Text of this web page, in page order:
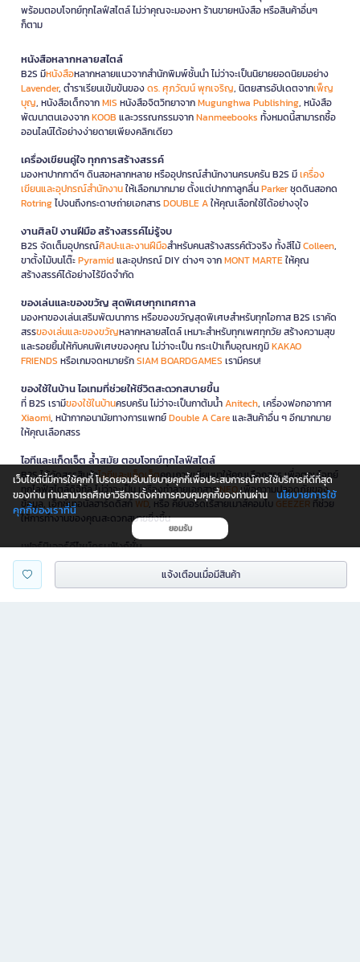
แจ้งเตือนเมื่อมีสินค้า
พร้อมตอบโจทย์ทุกไลฟ์สไตล์ ไม่ว่าคุณจะมองหา ร้านขายหนังสือ หรือสินค้าอื่นๆ
ก็ตาม
หนังสือหลากหลายสไตล์
B2S มีหนังสือหลากหลายแนวจากสำนักพิมพ์ชั้นนำ ไม่ว่าจะเป็นนิยายยอดนิยมอย่าง
Lavender, ตำราเรียนเข้มข้นของดร. ศุภวัฒน์ พุกเจริญ, นิตยสารอัปเดตจากเพ็ญ
บุญ, หนังสือเด็กจากMIS หนังสือจิตวิทยาจากMugunghwa Publishing, หนังสือ
พัฒนาตนเองจากKOOB และวรรณกรรมจากNanmeebooks ทั้งหมดนี้สามารถซื้อ
ออนไลน์ได้อย่างง่ายดายเพียงคลิกเดียว
เครื่องเขียนคู่ใจ ทุกการสร้างสรรค์
มองหาปากกาดีๆ ดินสอหลากหลาย หรืออุปกรณ์สำนักงานครบครัน B2S มีเครื่อง
เขียนและอุปกรณ์สำนักงานให้เลือกมากมาย ตั้งแต่ปากกาลูกลื่นParkerชุดดินสอกด
Rotringไปจนถึงกระดาษถ่ายเอกสารDOUBLE Aให้คุณเลือกใช้ได้อย่างจุใจ
งานศิลป์ งานฝีมือ สร้างสรรค์ไม่รู้จบ
B2S จัดเต็มอุปกรณ์ศิลปะและงานฝีมือสำหรับคนสร้างสรรค์ตัวจริง ทั้งสีไม้Colleen,
ขาตั้งไม้บนโต๊ะPyramidและอุปกรณ์ DIY ต่างๆ จากMONT MARTEให้คุณ
สร้างสรรค์ได้อย่างไร้ขีดจำกัด
ของเล่นและของขวัญ สุดพิเศษทุกเทศกาล
มองหาของเล่นเสริมพัฒนาการ หรือของขวัญสุดพิเศษสำหรับทุกโอกาส B2S เราคัด
สรรของเล่นและของขวัญหลากหลายสไตล์ เหมาะสำหรับทุกเพศทุกวัย สร้างความสุข
และรอยยิ้มให้กับคนพิเศษของคุณ ไม่ว่าจะเป็น กระเป๋าเก็บอุณหภูมิKAKAO
FRIENDS หรือเกมจดหมายรักSIAM BOARDGAMES เรามีครบ!
ของใช้ในบ้าน ไอเทมที่ช่วยให้ชีวิตสะดวกสบายขึ้น
ที่ B2S เรามีของใช้ในบ้านครบครัน ไม่ว่าจะเป็นกาต้มน้ำAnitech, เครื่องฟอกอากาศ
Xiaomi, หน้ากากอนามัยทางการแพทย์Double A Careและสินค้าอื่น ๆ อีกมากมาย
ให้คุณเลือกสรร
ไอทีและแก็ดเจ็ต ล้ำสมัย ตอบโจทย์ทุกไลฟ์สไตล์
B2S ได้คัดสรรสินค้าไอทีและแก็ดเจ็ตคุณภาพเยี่ยมมาให้คุณเลือกสรร เพื่อตอบโจทย์
ทุกไลฟ์สไตล์ดิจิทัล ไม่ว่าจะเป็น เครื่องทำลายเอกสารNEOเพื่อความปลอดภัยของ
ข้อมูล, เอ็กซ์เทอนัลฮาร์ดดิสก์ WD, หรือ คีย์บอร์ดไร้สายเมาส์คอมโบ GEEZER ที่ช่วย
ให้การทำงานของคุณสะดวกสบายยิ่งขึ้น
เฟอร์นิเจอร์ดีไซน์ครบฟังก์ชั่น
นอกจากนี้ B2S ยังมีเฟอร์นิเจอร์ครบทุกฟังก์ชันให้คุณได้เลือกสรรเพื่อตกแต่งบ้าน
และที่ทำงาน ไม่ว่าจะเป็นโต๊ะทำงานพับได้ จากแบรนด์ONEหรือ เก้าอี้ทำงาน
Furradecก็มีให้เลือกครบครัน
เว็บไซต์นี้มีการใช้คุกกี้ โปรดยอมรับนโยบายคุกกี้เพื่อประสบการณ์การใช้บริการที่ดีที่สุด
ของท่าน ท่านสามารถศึกษาวิธีการตั้งค่าการควบคุมคุกกี้ของท่านผ่าน นโยบายการใช้
คุกกี้ของเราที่นี่
ยอมรับ